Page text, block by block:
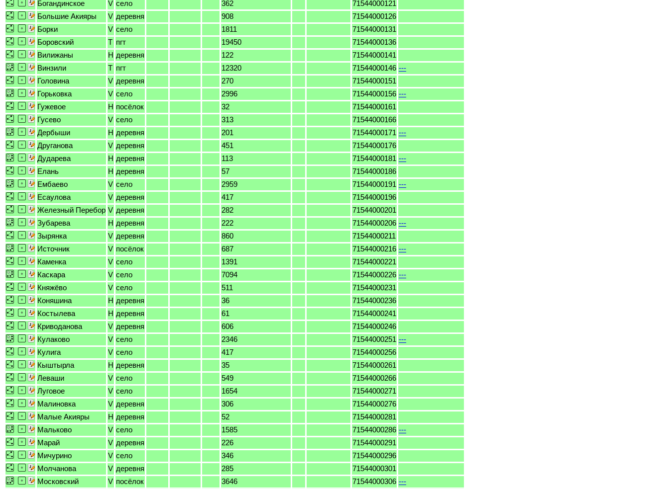
Богандинское
V село 362
71544000121
Большие Акияры
V деревня 908
71544000126
Борки
V село 1811
71544000131
Боровский
T пгт 19450
71544000136
Вилижаны
H деревня 122
71544000141
Винзили
T пгт 12320 71544000146 ---
Головина
V деревня 270
71544000151
Горьковка
V село 2996 71544000156 ---
Гужевое
H посёлок 32
71544000161
Гусево
V село 313
71544000166
Дербыши
H деревня 201 71544000171 ---
Друганова
V деревня 451
71544000176
Дударева
H деревня 113 71544000181 ---
Елань
H деревня 57
71544000186
Ембаево
V село 2959 71544000191 ---
Есаулова
V деревня 417
71544000196
Железный Перебор V деревня 282
71544000201
Зубарева
H деревня 222 71544000206 ---
Зырянка
V деревня 860
71544000211
Источник
V посёлок 687 71544000216 ---
Каменка
V село 1391
71544000221
Каскара
V село 7094 71544000226 ---
Княжёво
V село 511
71544000231
Коняшина
H деревня 36
71544000236
Костылева
H деревня 61
71544000241
Криводанова
V деревня 606
71544000246
Кулаково
V село 2346 71544000251 ---
Кулига
V село 417
71544000256
Кыштырла
H деревня 35
71544000261
Леваши
V село 549
71544000266
Луговое
V село 1654
71544000271
Малиновка
V деревня 306
71544000276
Малые Акияры
H деревня 52
71544000281
Мальково
V село 1585 71544000286 ---
Марай
V деревня 226
71544000291
Мичурино
V село 346
71544000296
Молчанова
V деревня 285
71544000301
Московский
V посёлок 3646 71544000306 ---